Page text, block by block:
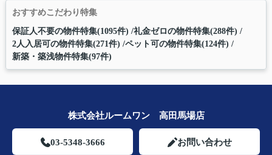
おすすめこだわり特集
保証人不要の物件特集(1095件) 礼金ゼロの物件特集(288件)
2人入居可の物件特集(271件) ペット可の物件特集(124件)
新築・築浅物件特集(97件)
株式会社ルームワン 高田馬場店
03-5348-3666 お問い合わせ